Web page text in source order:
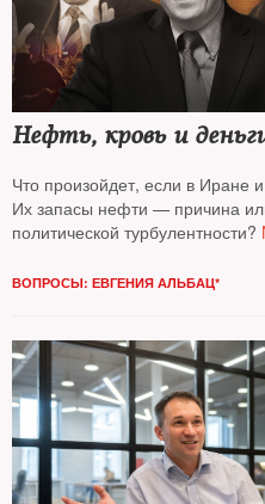
Нефть, кровь и
Что произойдет, если в Иране
Их запасы нефти — причина
политической турбулентности?
научным сотрудником
ВОПРОСЫ: ЕВГЕНИЯ АЛЬБАЦ*